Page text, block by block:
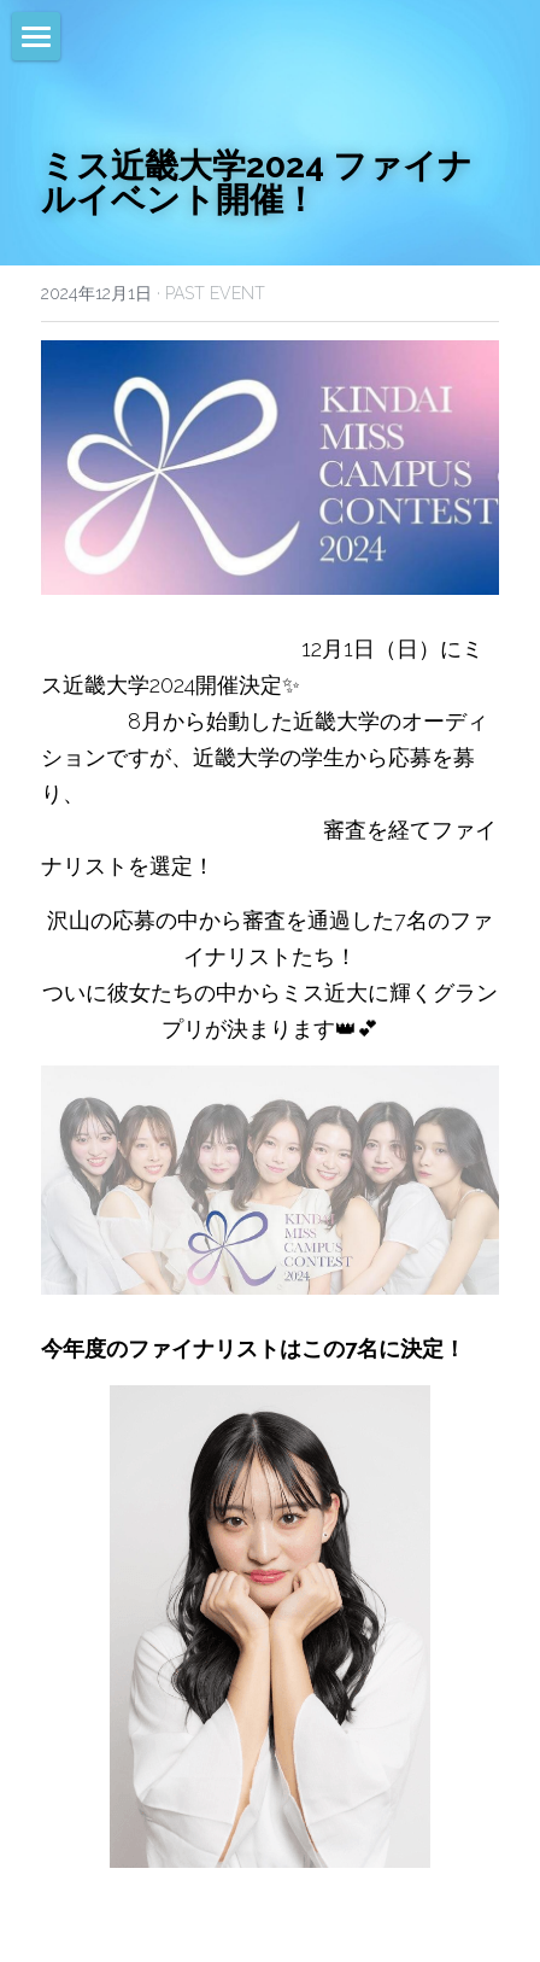
EVENTS
COMMUNITY
SHOP
ミス近畿大学2024 ファイナ
ルイベント開催！
2024年12月1日 · PAST EVENT
12月1日（日）にミ
ス近畿大学2024開催決定✨
8月から始動した近畿大学のオーディ
ションですが、近畿大学の学生から応募を募
り、
審査を経てファイ
ナリストを選定！
沢山の応募の中から審査を通過した7名のファ
イナリストたち！
ついに彼女たちの中からミス近大に輝くグラン
プリが決まります👑💕
今年度のファイナリストはこの7名に決定！